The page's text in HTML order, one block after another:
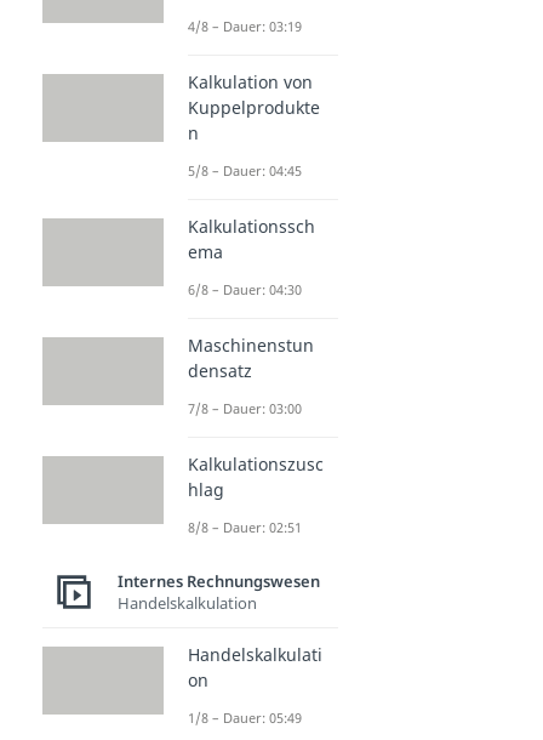
4/8 – Dauer: 03:19
Kalkulation von
Kuppelprodukte
n
5/8 – Dauer: 04:45
Kalkulationssch
ema
6/8 – Dauer: 04:30
Maschinenstun
densatz
7/8 – Dauer: 03:00
Kalkulationszusc
hlag
8/8 – Dauer: 02:51
Internes Rechnungswesen
Handelskalkulation
Handelskalkulati
on
1/8 – Dauer: 05:49